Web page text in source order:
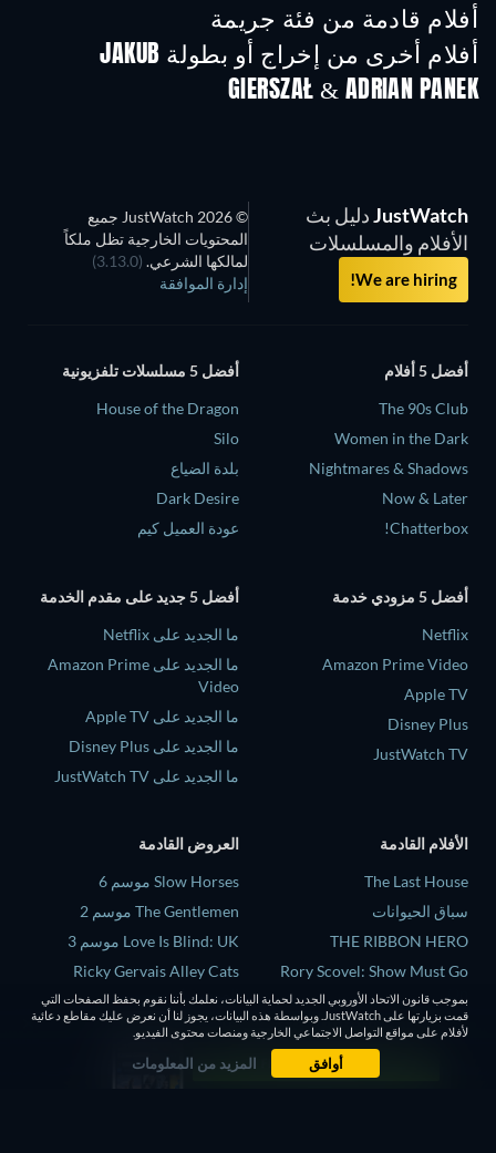
أفلام قادمة من فئة جريمة
أفلام أخرى من إخراج أو بطولة JAKUB
GIERSZAŁ & ADRIAN PANEK
JustWatchدليل بث
الأفلام والمسلسلات
We are hiring!
© 2026 JustWatch جميع
المحتويات الخارجية تظل ملكاً
لمالكها الشرعي. (3.13.0)
إدارة الموافقة
أفضل 5 أفلام
The 90s Club
Women in the Dark
Nightmares & Shadows
Now & Later
Chatterbox!
أفضل 5 مسلسلات تلفزيونية
House of the Dragon
Silo
بلدة الضياع
Dark Desire
عودة العميل كيم
أفضل 5 مزودي خدمة
Netflix
Amazon Prime Video
Apple TV
Disney Plus
JustWatch TV
أفضل 5 جديد على مقدم الخدمة
ما الجديد على Netflix
ما الجديد على Amazon Prime
Video
ما الجديد على Apple TV
ما الجديد على Disney Plus
ما الجديد على JustWatch TV
الأفلام القادمة
The Last House
سباق الحيوانات
THE RIBBON HERO
Rory Scovel: Show Must Go
Above and Below
العروض القادمة
Slow Horses موسم 6
The Gentlemen موسم 2
Love Is Blind: UK موسم 3
Ricky Gervais Alley Cats
الموسم 1
Operation Safed Sagar الموسم
بموجب قانون الاتحاد الأوروبي الجديد لحماية البيانات، نعلمك بأننا نقوم بحفظ الصفحات التي
قمت بزيارتها على JustWatch. وبواسطة هذه البيانات، يجوز لنا أن نعرض عليك مقاطع دعائية
لأفلام على مواقع التواصل الاجتماعي الخارجية ومنصات محتوى الفيديو.
أوافق المزيد من المعلومات